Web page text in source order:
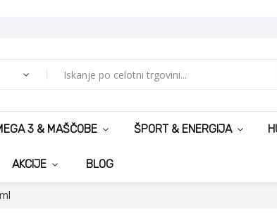
3 & MAŠČOBE ŠPORT & ENERGIJA
AKCIJE BLOG